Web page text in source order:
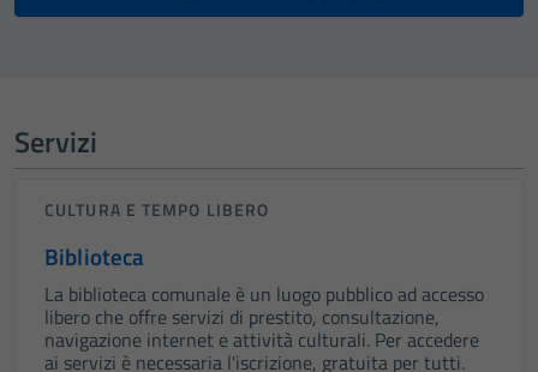
Servizi
CULTURA E TEMPO LIBERO
Biblioteca
La biblioteca comunale è un luogo pubblico ad accesso
libero che offre servizi di prestito, consultazione,
navigazione internet e attività culturali. Per accedere
ai servizi è necessaria l'iscrizione, gratuita per tutti.